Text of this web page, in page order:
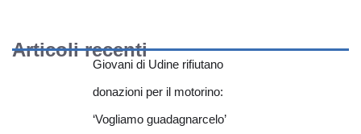
Articoli recenti
Giovani di Udine rifiutano
donazioni per il motorino:
‘Vogliamo guadagnarcelo’